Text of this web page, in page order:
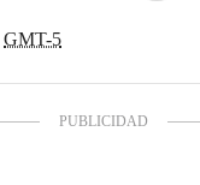
GMT-5